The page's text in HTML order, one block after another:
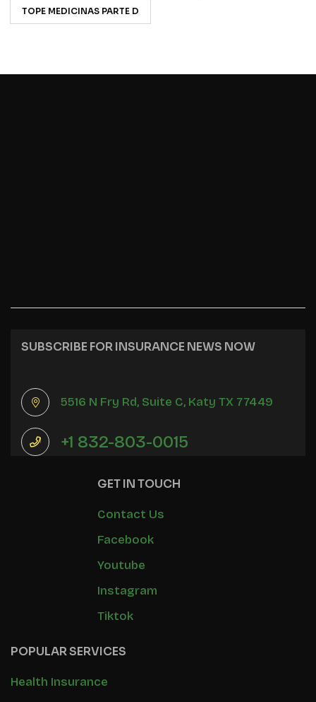
TOPE MEDICINAS PARTE D
SUBSCRIBE FOR INSURANCE NEWS NOW
5516 N Fry Rd, Suite C, Katy TX 77449
+1 832-803-0015
GET IN TOUCH
Contact Us
Facebook
Youtube
Instagram
Tiktok
POPULAR SERVICES
Health Insurance